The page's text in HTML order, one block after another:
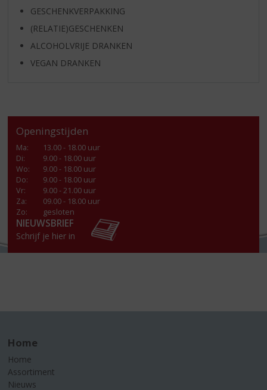
GESCHENKVERPAKKING
(RELATIE)GESCHENKEN
ALCOHOLVRIJE DRANKEN
VEGAN DRANKEN
Openingstijden
Ma:
13.00 - 18.00 uur
Di:
9.00 - 18.00 uur
Wo:
9.00 - 18.00 uur
Do:
9.00 - 18.00 uur
Vr:
9.00 - 21.00 uur
Za:
09.00 - 18.00 uur
Zo:
gesloten
NIEUWSBRIEF
Schrijf je hier in
Home
Home
Assortiment
Nieuws